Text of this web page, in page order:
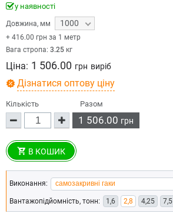
у наявності
Довжина, мм 1000
+ 416.00 грн за 1 метр
Вага стропа: 3.25 кг
Ціна: 1 506.00 грн виріб
Дізнатися оптову ціну
Кількість Разом
1 506.00 грн
В КОШИК
Виконання:
Вантажопідйомність, тонн: 1,6 2,8 4,25 7,5